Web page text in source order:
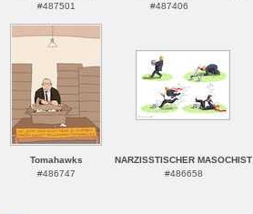
#487501
#487406
Tomahawks
#486747
NARZISSTISCHER MASOCHIST
#486658